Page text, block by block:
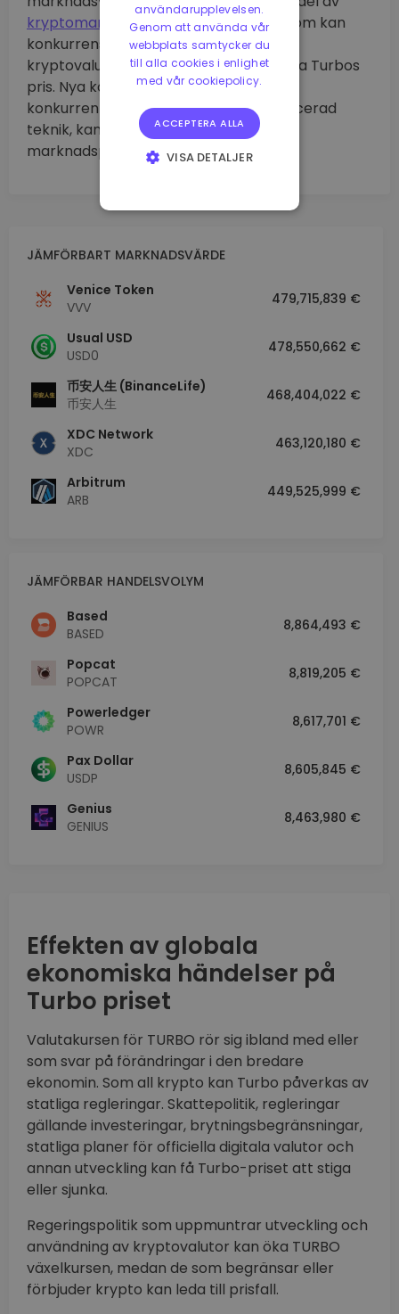
kryptomarknadensom helhet. Dessutom kan
konkurrenssituationen inom
kryptovalutamarknaden också påverka Turbos
pris. Nya konkurrenter, eller befintliga
konkurrenters utveckling av mer avancerad
teknik, kan utgöra en risk för Turbos
marknadsposition.
JÄMFÖRBART MARKNADSVÄRDE
Venice Token
VVV
479,715,839 €
Usual USD
USD0
478,550,662 €
币安人生 (BinanceLife)
币安人生
468,404,022 €
XDC Network
XDC
463,120,180 €
Arbitrum
ARB
449,525,999 €
JÄMFÖRBAR HANDELSVOLYM
Based
BASED
8,864,493 €
Popcat
POPCAT
8,819,205 €
Powerledger
POWR
8,617,701 €
Pax Dollar
USDP
8,605,845 €
Genius
GENIUS
8,463,980 €
Effekten av globala
ekonomiska händelser på
Turbo priset
Valutakursen för TURBO rör sig ibland med eller
som svar på förändringar i den bredare
ekonomin. Som all krypto kan Turbo påverkas av
statliga regleringar. Skattepolitik, regleringar
gällande investeringar, brytningsbegränsningar,
statliga planer för officiella digitala valutor och
annan utveckling kan få Turbo-priset att stiga
eller sjunka.
Regeringspolitik som uppmuntrar utveckling och
användning av kryptovalutor kan öka TURBO
växelkursen, medan de som begränsar eller
förbjuder krypto kan leda till prisfall.
användarupplevelsen.
Genom att använda vår
webbplats samtycker du
till alla cookies i enlighet
med vår cookiepolicy.
ACCEPTERA ALLA
VISA DETALJER
INRIKTNING